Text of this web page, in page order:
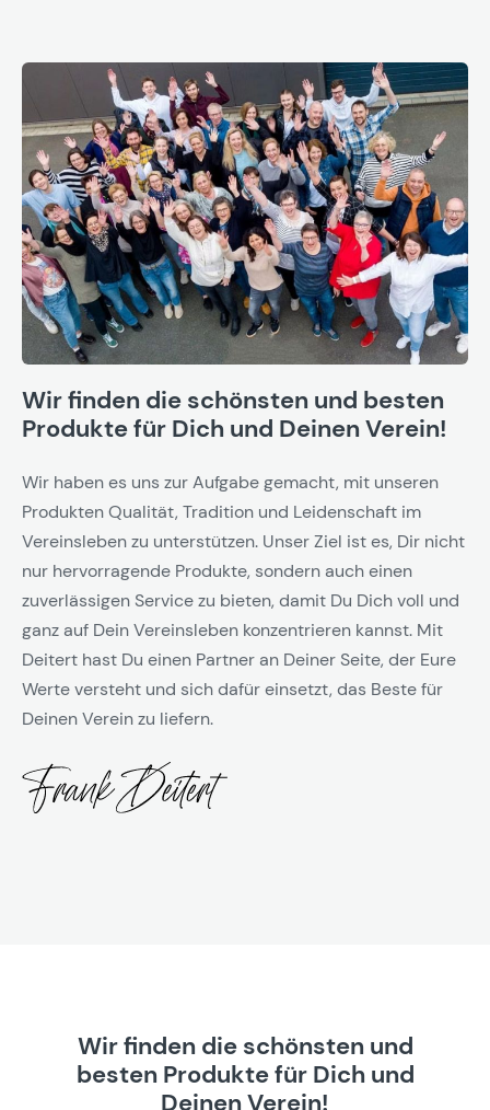
Wir finden die schönsten und besten
Produkte für Dich und Deinen Verein!
Wir haben es uns zur Aufgabe gemacht, mit unseren
Produkten Qualität, Tradition und Leidenschaft im
Vereinsleben zu unterstützen. Unser Ziel ist es, Dir nicht
nur hervorragende Produkte, sondern auch einen
zuverlässigen Service zu bieten, damit Du Dich voll und
ganz auf Dein Vereinsleben konzentrieren kannst. Mit
Deitert hast Du einen Partner an Deiner Seite, der Eure
Werte versteht und sich dafür einsetzt, das Beste für
Deinen Verein zu liefern.
Wir finden die schönsten und
besten Produkte für Dich und
Deinen Verein!